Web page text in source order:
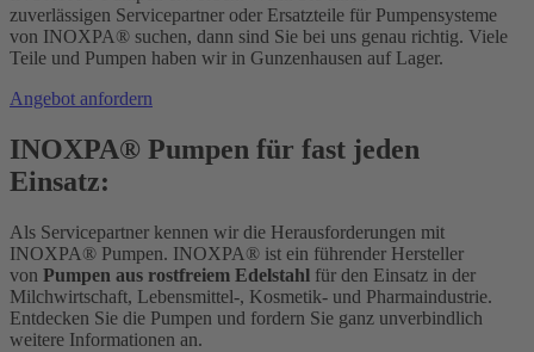
zuverlässigen Servicepartner oder Ersatzteile für Pumpensysteme
von INOXPA® suchen, dann sind Sie bei uns genau richtig. Viele
Teile und Pumpen haben wir in Gunzenhausen auf Lager.
Angebot anfordern
INOXPA® Pumpen für fast jeden
Einsatz:
Als Servicepartner kennen wir die Herausforderungen mit
INOXPA® Pumpen. INOXPA® ist ein führender Hersteller
von Pumpen aus rostfreiem Edelstahl für den Einsatz in der
Milchwirtschaft, Lebensmittel-, Kosmetik- und Pharmaindustrie.
Entdecken Sie die Pumpen und fordern Sie ganz unverbindlich
weitere Informationen an.